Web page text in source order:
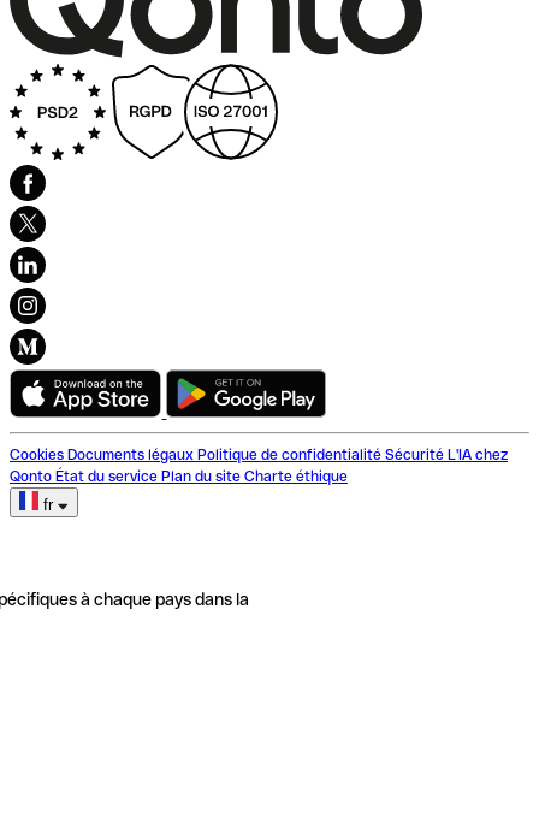
Cookies Documents légaux Politique de confidentialité Sécurité L'IA chez
Qonto État du service Plan du site Charte éthique
fr
à chaque pays dans la